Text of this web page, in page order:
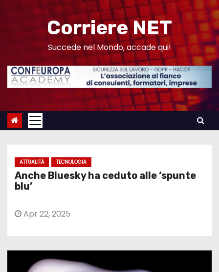
n
Corriere NET
Succede nel Mondo, accade qui!
ATTUALITÀ TECNOLOGIA
Anche Bluesky ha ceduto alle ‘spunte
blu’
Apr 22, 2025